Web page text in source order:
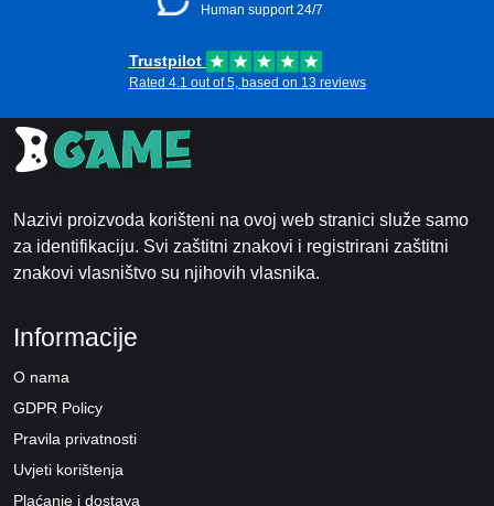
Human support 24/7
Trustpilot
Rated 4.1 out of 5, based on 13 reviews
Nazivi proizvoda korišteni na ovoj web stranici služe samo
za identifikaciju. Svi zaštitni znakovi i registrirani zaštitni
znakovi vlasništvo su njihovih vlasnika.
Informacije
O nama
GDPR Policy
Pravila privatnosti
Uvjeti korištenja
Plaćanje i dostava